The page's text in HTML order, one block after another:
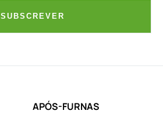
SUBSCREVER
APÓS-FURNAS